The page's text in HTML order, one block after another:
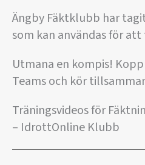
Ängby Fäktklubb har
som kan användas för
Utmana en kompis!
Teams och kör
Träningsvideos för
– IdrottOnline Klubb